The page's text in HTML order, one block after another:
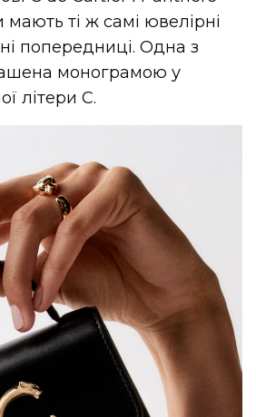
ті ж самі ювелірні
попередниці. Одна з
монограмою у
літери C.